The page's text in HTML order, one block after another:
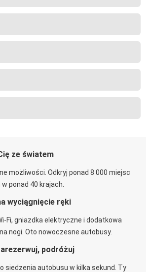
ze światem
możliwości. Odkryj ponad 8 000 miejsc
ponad 40 krajach.
wyciągnięcie ręki
Fi, gniazdka elektryczne i dodatkowa
nogi. Oto nowoczesne autobusy.
podróżuj
siedzenia autobusu w kilka sekund. Ty